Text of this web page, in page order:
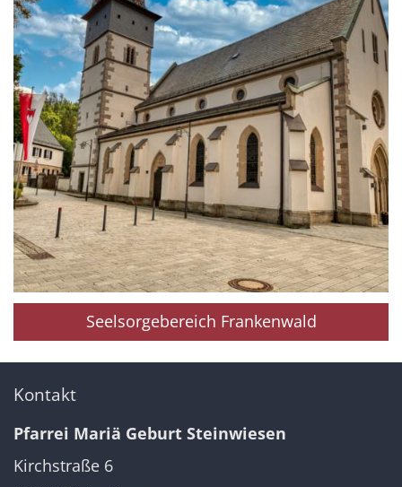
Seelsorgebereich Frankenwald
Kontakt
Pfarrei Mariä Geburt Steinwiesen
Kirchstraße 6